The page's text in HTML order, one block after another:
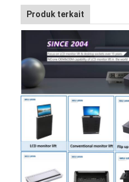
Rumah
Produk
Produk terkait